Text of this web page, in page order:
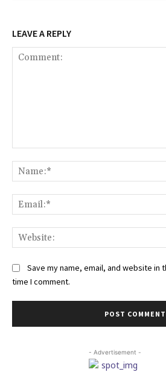
LEAVE A REPLY
Save my name, email, and website
time I comment.
- Advertisement -